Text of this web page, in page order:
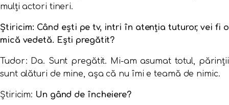
mulţi actori tineri.
Știricim: Când ești pe tv, intri în atenția tuturor, vei fi o
mică vedetă. Ești pregătit?
Tudor: Da. Sunt pregătit. Mi-am asumat totul, părinţii
sunt alături de mine, aşa că nu îmi e teamă de nimic.
Știricim: Un gând de încheiere?